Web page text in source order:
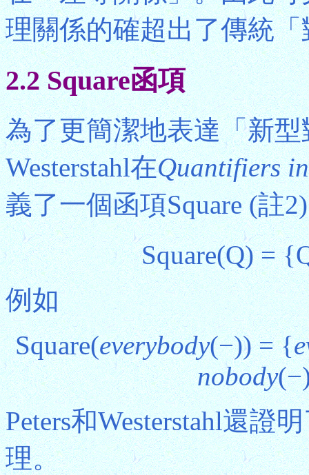
理關係的確超出了傳統
2.2 Square函項
為了更簡潔地表達「新型
Westerstahl在Quantifiers
義了一個函項Square (註
Square(Q) =
例如
Square(everybody(−)) = {
nobody
Peters和Westerstahl還證
理。